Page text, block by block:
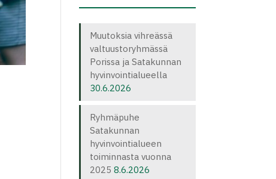
Muutoksia vihreässä
valtuustoryhmässä
Porissa ja Satakunnan
hyvinvointialueella
30.6.2026
Ryhmäpuhe
Satakunnan
hyvinvointialueen
toiminnasta vuonna
2025 8.6.2026